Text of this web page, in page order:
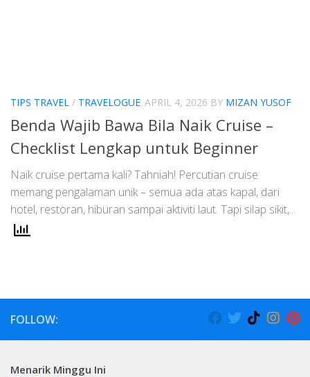
TIPS TRAVEL / TRAVELOGUE APRIL 4, 2026 BY MIZAN YUSOF
Benda Wajib Bawa Bila Naik Cruise –
Checklist Lengkap untuk Beginner
Naik cruise pertama kali? Tahniah! Percutian cruise
memang pengalaman unik – semua ada atas kapal, dari
hotel, restoran, hiburan sampai aktiviti laut. Tapi silap sikit,...
FOLLOW:
Menarik Minggu Ini